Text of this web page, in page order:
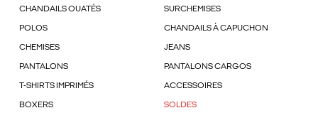
CHANDAILS OUATÉS SURCHEMISES
POLOS CHANDAILS À CAPUCHON
CHEMISES JEANS
PANTALONS PANTALONS CARGOS
T-SHIRTS IMPRIMÉS ACCESSOIRES
BOXERS SOLDES